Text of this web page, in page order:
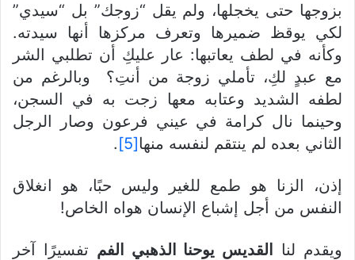
بزوجها حتى يخجلها، ولم يقل “زوجك” بل “سيدي”
لكي يوقظ ضميرها وتعرف مركزها أنها سيدته.
وكأنه في لطف يعاتبها: عار عليكِ أن تطلبي الشر
مع عبدٍ لكِ، تأملي زوجة من أنتِ؟ وبالرغم من
لطفه الشديد وعتابه معها زجت به في السجن،
وحينما نال كرامة في عيني فرعون وصار الرجل
الثاني بعده لم ينتقم لنفسه منها[5]
.
إذن، الزنا هو طمع للغير وليس حبًا، هو انغلاق
النفس من أجل إشباع الإنسان هواه الخاص!
ويقدم لنا القديس يوحنا الذهبي الفم تفسيرًا آخر